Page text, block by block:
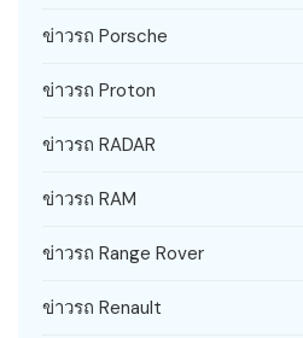
ข่าวรถ Porsche
ข่าวรถ Proton
ข่าวรถ RADAR
ข่าวรถ RAM
ข่าวรถ Range Rover
ข่าวรถ Renault